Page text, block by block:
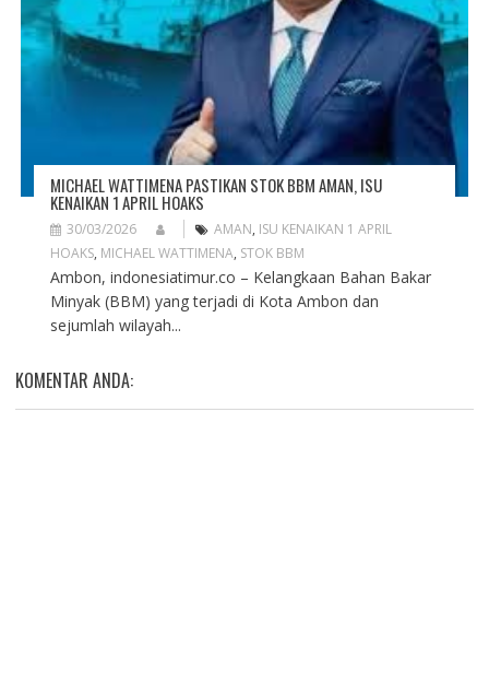
MICHAEL WATTIMENA PASTIKAN STOK BBM AMAN, ISU
KENAIKAN 1 APRIL HOAKS
30/03/2026 AMAN, ISU KENAIKAN 1 APRIL
HOAKS, MICHAEL WATTIMENA, STOK BBM
Ambon, indonesiatimur.co – Kelangkaan Bahan Bakar
Minyak (BBM) yang terjadi di Kota Ambon dan
sejumlah wilayah...
KOMENTAR ANDA: